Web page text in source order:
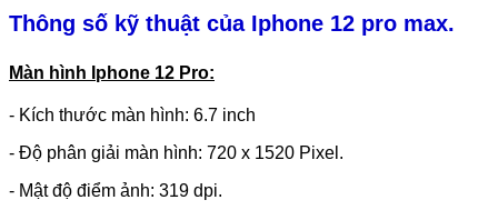
Thông số kỹ thuật của Iphone 12 pro max.
Màn hình Iphone 12 Pro:
- Kích thước màn hình: 6.7 inch
- Độ phân giải màn hình: 720 x 1520 Pixel.
- Mật độ điểm ảnh: 319 dpi.